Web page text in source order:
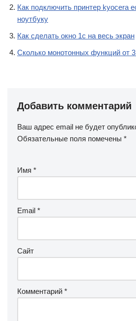
Как подключить принтер kyocera
ноутбуку
Как сделать окно 1с на весь экран
Сколько монотонных функций от
Добавить комментарий
Ваш адрес email не будет
Обязательные поля помечены *
Имя *
Email *
Сайт
Комментарий *